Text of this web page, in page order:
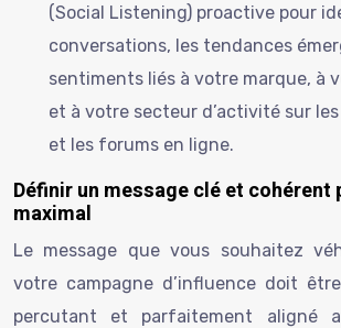
(Social Listening) proactive pour
conversations, les tendances
sentiments liés à votre marque, à
et à votre secteur d’activité sur
et les forums en ligne.
Définir un message clé et cohérent
maximal
Le message que vous souhaitez
votre campagne d’influence doit
percutant et parfaitement aligné